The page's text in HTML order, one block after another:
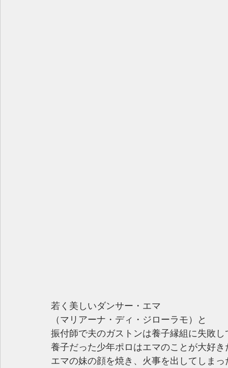
若く美しいダンサー・エマ
（マリアーナ・ディ・ジローラモ）と
振付師で夫のガストンは養子縁組に失敗し
養子だった少年ポロはエマのことが大好き
エマの妹の顔を焼き、火事を出してしま